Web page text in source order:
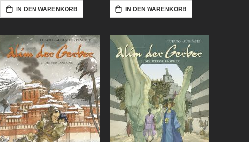
IN DEN WARENKORB IN DEN WARENKORB